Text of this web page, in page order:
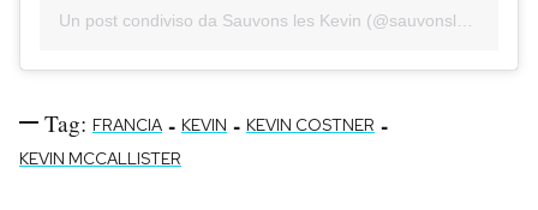
Tag: FRANCIA - KEVIN - KEVIN COSTNER -
KEVIN MCCALLISTER